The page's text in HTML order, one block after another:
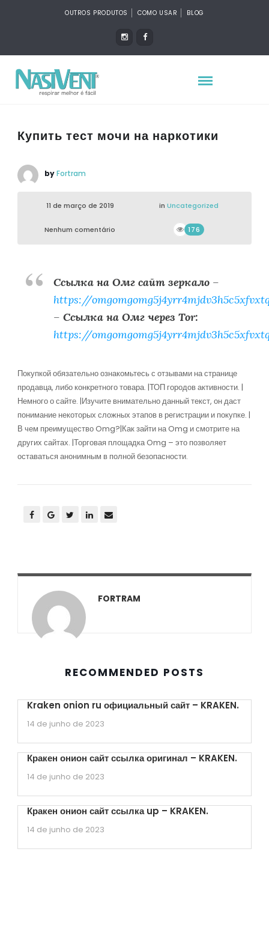
OUTROS PRODUTOS COMO USAR BLOG
Купить тест мочи на наркотики
byFortram
11 de março de 2019 in Uncategorized
Nenhum comentário 176
Ссылка на Омг сайт зеркало–
https://
– Ссылка на Омг через Tor:
https://
Покупкой обязательно ознакомьтесь с отзывами на странице
продавца, либо конкретного товара. |ТОП городов активности. |
Немного о сайте. |Изучите внимательно данный текст, он даст
понимание некоторых сложных этапов в регистрации и покупке. |
В чем преимущество Omg?|Как зайти на Omg и смотрите на
других сайтах. |Торговая площадка Omg – это позволяет
оставаться анонимным в полной безопасности.
FORTRAM
RECOMMENDED POSTS
Kraken onion ru официальный сайт – KRAKEN.
14 de junho de 2023
Кракен онион сайт ссылка оригинал – KRAKEN.
14 de junho de 2023
Кракен онион сайт ссылка up – KRAKEN.
14 de junho de 2023